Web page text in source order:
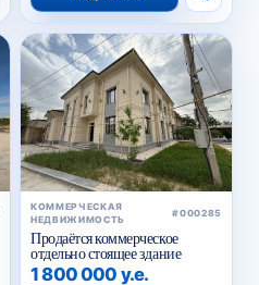
КОММЕРЧЕСКАЯ
НЕДВИЖИМОСТЬ
#000285
Продаётся коммерческое
отдельно стоящее здание
1 800 000 у.е.